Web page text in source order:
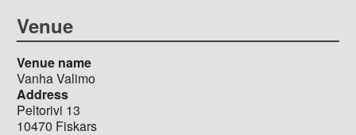
Venue
Venue name
Vanha Valimo
Address
Peltorivi 13
10470 Fiskars